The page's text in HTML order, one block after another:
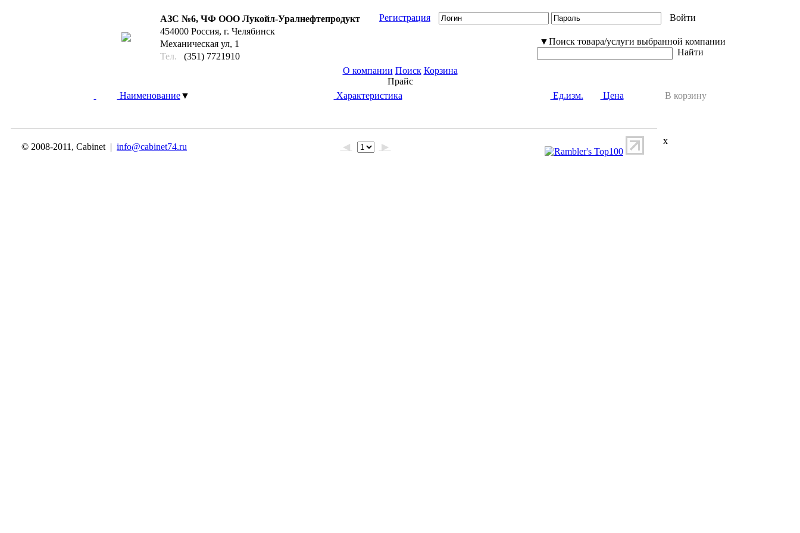
АЗС №6, ЧФ ООО Лукойл-Уралнефтепродукт
454000 Россия, г. Челябинск
Механическая ул, 1
Тел.
(351) 7721910
Регистрация Войти
▼Поиск товара/услуги выбранной компании
Найти
О компании Поиск Корзина
Прайс
Наименование▼ Характеристика Ед.изм. Цена В корзину
© 2008-2011, Cabinet | info@cabinet74.ru ◀ ▶
x